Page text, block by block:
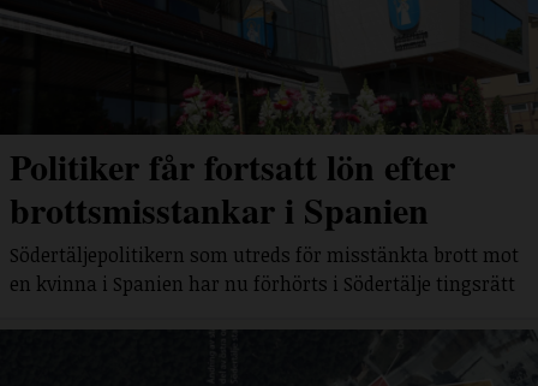
Politiker får fortsatt lön efter
brottsmisstankar i Spanien
Södertäljepolitikern som utreds för misstänkta brott mot
en kvinna i Spanien har nu förhörts i Södertälje tingsrätt